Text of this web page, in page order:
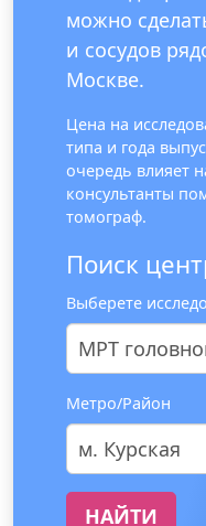
можно
и сосудов
Москве.
Цена на
типа и года
очередь влияет
консультанты
томограф.
Поиск
Выберете
МРТ головного
Метро/Район
м. Курская
НАЙТИ